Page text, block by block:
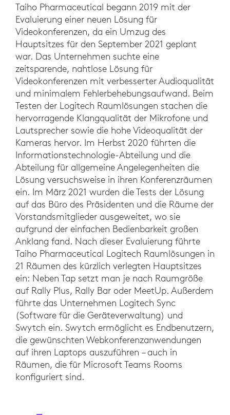
Taiho Pharmaceutical begann 2019 mit der
Evaluierung einer neuen Lösung für
Videokonferenzen, da ein Umzug des
Hauptsitzes für den September 2021 geplant
war. Das Unternehmen suchte eine
zeitsparende, nahtlose Lösung für
Videokonferenzen mit verbesserter Audioqualität
und minimalem Fehlerbehebungsaufwand. Beim
Testen der Logitech Raumlösungen stachen die
hervorragende Klangqualität der Mikrofone und
Lautsprecher sowie die hohe Videoqualität der
Kameras hervor. Im Herbst 2020 führten die
Informationstechnologie-Abteilung und die
Abteilung für allgemeine Angelegenheiten die
Lösung versuchsweise in ihren Konferenzräumen
ein. Im März 2021 wurden die Tests der Lösung
auf das Büro des Präsidenten und die Räume der
Vorstandsmitglieder ausgeweitet, wo sie
aufgrund der einfachen Bedienbarkeit großen
Anklang fand. Nach dieser Evaluierung führte
Taiho Pharmaceutical Logitech Raumlösungen in
21 Räumen des kürzlich verlegten Hauptsitzes
ein: Neben Tap setzt man je nach Raumgröße
auf Rally Plus, Rally Bar oder MeetUp. Außerdem
führte das Unternehmen Logitech Sync
(Software für die Geräteverwaltung) und
Swytch ein. Swytch ermöglicht es Endbenutzern,
die gewünschten Webkonferenzanwendungen
auf ihren Laptops auszuführen – auch in
Räumen, die für Microsoft Teams Rooms
konfiguriert sind.